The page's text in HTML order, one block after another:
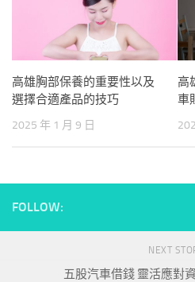
高雄胸部保養的重要性以及
選擇合適產品的技巧
2025 年 1 月 9 日
高
車
FOLLOW:
NEXT
五股汽車借錢 靈活應對